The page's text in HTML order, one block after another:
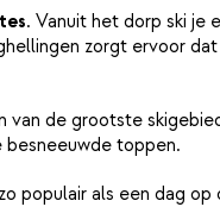
. Vanuit het dorp ski je
zorgt ervoor
de grootste
toppen.
populair als een dag op